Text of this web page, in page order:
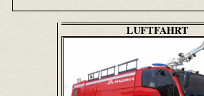
LUFTFAHRT